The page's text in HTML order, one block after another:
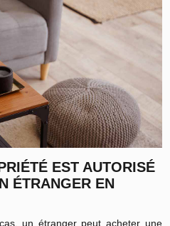
EST AUTORISÉ
ÉTRANGER EN
un étranger peut acheter une